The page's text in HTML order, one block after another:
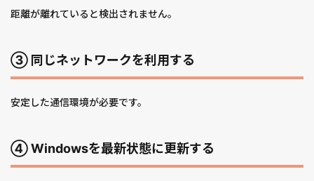
距離が離れていると検出されません。
③ 同じネットワークを利用する
安定した通信環境が必要です。
④ Windowsを最新状態に更新する